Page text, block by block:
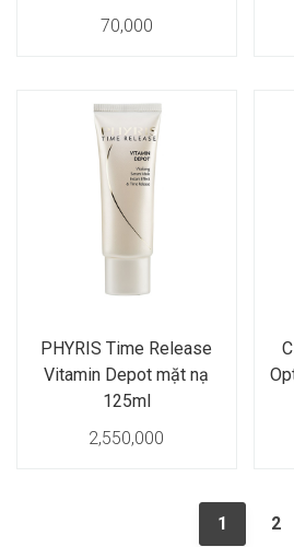
70,000
PHYRIS Time Release
Vitamin Depot mặt nạ
125ml
2,550,000
1 2